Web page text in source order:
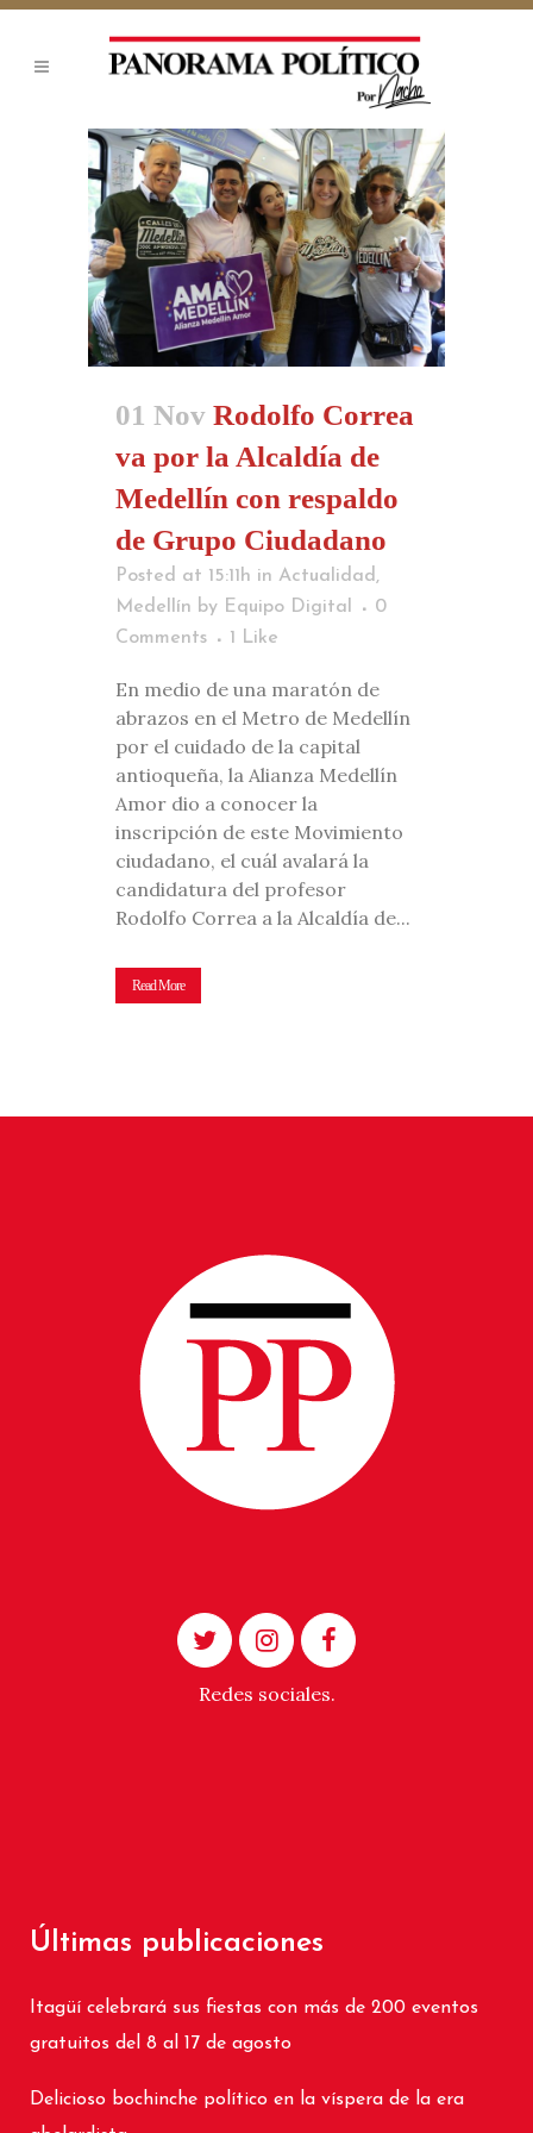
01 Nov Rodolfo Correa
va por la Alcaldía de
Medellín con respaldo
de Grupo Ciudadano
Posted at 15:11h in Actualidad ,
Medellín by Equipo Digital
0
Comments
1 Like
En medio de una maratón de
abrazos en el Metro de Medellín
por el cuidado de la capital
antioqueña, la Alianza Medellín
Amor dio a conocer la
inscripción de este Movimiento
ciudadano, el cuál avalará la
candidatura del profesor
Rodolfo Correa a la Alcaldía de...
Read More
Redes sociales.
Últimas publicaciones
Itagüí celebrará sus fiestas con más de 200 eventos
gratuitos del 8 al 17 de agosto
Delicioso bochinche político en la víspera de la era